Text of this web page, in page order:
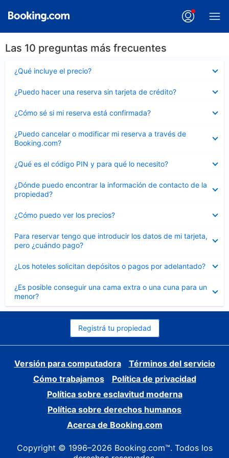
Las 10 preguntas más frecuentes
¿Qué incluye el precio?
cerrado
¿Puedo hacer una reserva sin tarjeta de crédito?
cerrado
¿Cómo sé si mi reserva está confirmada?
cerrado
¿Puedo cancelar o modificar mi reserva a través de
Booking.com?
cerrado
¿Qué es el código PIN y para qué lo necesito?
cerrado
¿Dónde puedo encontrar la información de contacto de la
propiedad?
cerrado
¿Cómo puedo ver los precios?
cerrado
Para reservar tengo que introducir los datos de mi tarjeta,
pero ¿cuándo pago?
cerrado
¿Los hoteles solicitan depósitos o pagos por adelantado?
cerrado
¿Es posible conseguir una cama extra o una cuna para un
menor?
cerrado
Registrá tu propiedad
Versión para computadora
Términos del servicio
Cómo trabajamos
Política de privacidad
Política sobre esclavitud moderna
Política sobre derechos humanos
Acerca de Booking.com
Copyright © 1996–2026 Booking.com™. Todos los